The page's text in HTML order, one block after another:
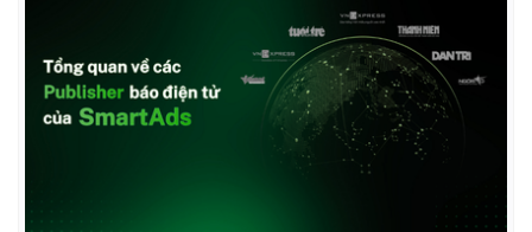
Pháp luật
Quân sự - Quốc phòng
Vũ khí